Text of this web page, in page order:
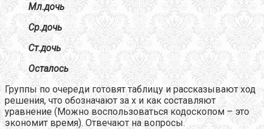
Мл.дочь
Ср.дочь
Ст.дочь
Осталось
Группы по очереди готовят таблицу и рассказывают ход
решения, что обозначают за х и как составляют
уравнение (Можно воспользоваться кодоскопом – это
экономит время). Отвечают на вопросы.